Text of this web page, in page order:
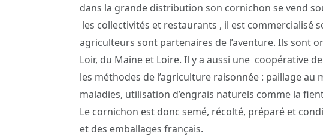
dans la grande distribution son cornichon se vend
les collectivités et restaurants , il est commercialisé
agriculteurs sont partenaires de l’aventure. Ils sont
Loir, du Maine et Loire. Il y a aussi une coopérative
les méthodes de l’agriculture raisonnée : paillage au
maladies, utilisation d’engrais naturels comme la
Le cornichon est donc semé, récolté, préparé et
et des emballages français.